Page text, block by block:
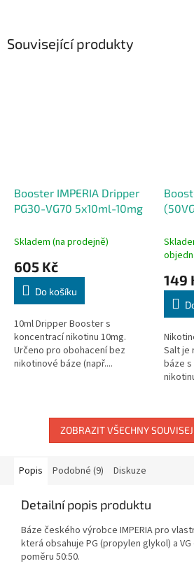
Související produkty
Booster IMPERIA Dripper
PG30-VG70 5x10ml-10mg
Skladem (na prodejně)
605 Kč
Do košíku
10ml Dripper Booster s
koncentrací nikotinu 10mg.
Určeno pro obohacení bez
nikotinové báze (např....
149
Salt je
báze
ZOBRAZIT VŠECHNY
Popis Podobné (9) Diskuze
Detailní popis produktu
Báze českého výrobce IMPERIA pro
která obsahuje PG (propylen glykol) a
poměru 50:50.